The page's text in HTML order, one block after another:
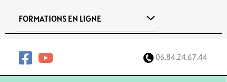
FORMATIONS EN LIGNE
06.84.24.67.44